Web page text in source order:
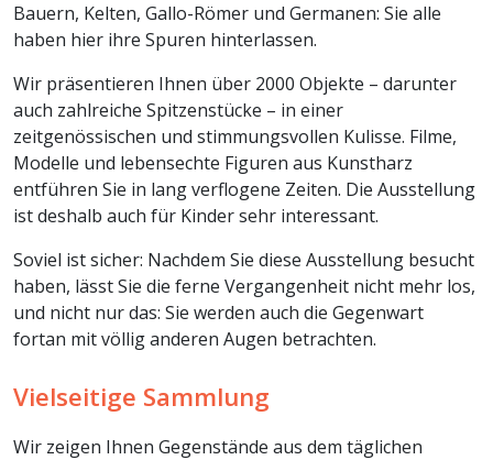
Bauern, Kelten, Gallo-Römer und Germanen: Sie alle
haben hier ihre Spuren hinterlassen.
Wir präsentieren Ihnen über 2000 Objekte – darunter
auch zahlreiche Spitzenstücke – in einer
zeitgenössischen und stimmungsvollen Kulisse. Filme,
Modelle und lebensechte Figuren aus Kunstharz
entführen Sie in lang verflogene Zeiten. Die Ausstellung
ist deshalb auch für Kinder sehr interessant.
Soviel ist sicher: Nachdem Sie diese Ausstellung besucht
haben, lässt Sie die ferne Vergangenheit nicht mehr los,
und nicht nur das: Sie werden auch die Gegenwart
fortan mit völlig anderen Augen betrachten.
Vielseitige Sammlung
Wir zeigen Ihnen Gegenstände aus dem täglichen